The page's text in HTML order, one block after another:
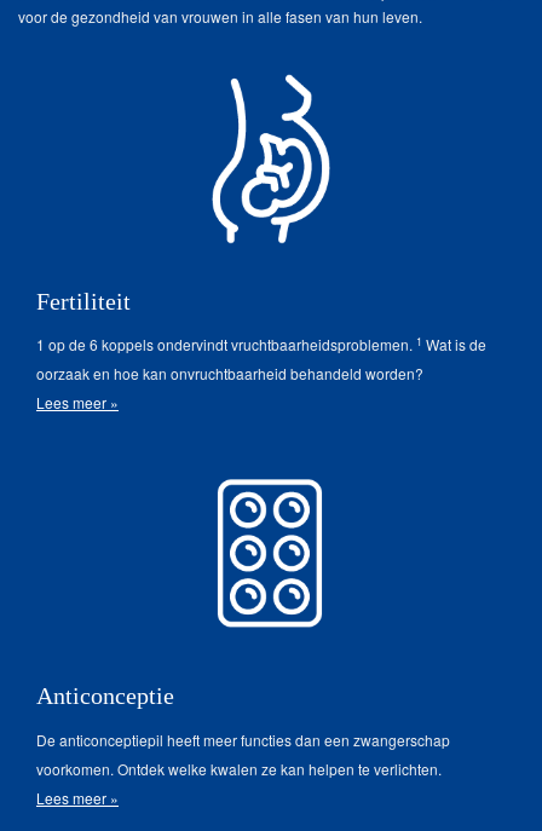
voor de gezondheid van vrouwen in alle fasen van hun leven.
Fertiliteit
1 op de 6 koppels ondervindt vruchtbaarheidsproblemen. 1 Wat is de
oorzaak en hoe kan onvruchtbaarheid behandeld worden?
Lees meer »
Anticonceptie
De anticonceptiepil heeft meer functies dan een zwangerschap
voorkomen. Ontdek welke kwalen ze kan helpen te verlichten.
Lees meer »